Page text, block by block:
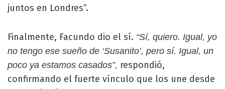
juntos en Londres”.
Finalmente, Facundo dio el sí. “Sí, quiero. Igual, yo
no tengo ese sueño de ‘Susanito’, pero sí. Igual, un
poco ya estamos casados”, respondió,
confirmando el fuerte vínculo que los une desde